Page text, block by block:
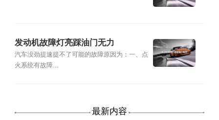
发动机故障灯亮踩油门无力
汽车没劲提速提不了可能的故障原因为：一、点
火系统有故障...
最新内容